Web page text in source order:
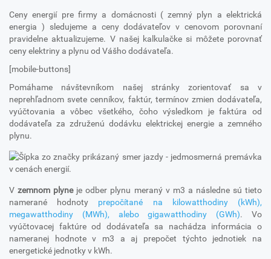
Ceny energií pre firmy a domácnosti ( zemný plyn a elektrická
energia ) sledujeme a ceny dodávateľov v cenovom porovnaní
pravidelne aktualizujeme. V našej kalkulačke si môžete porovnať
ceny elektriny a plynu od Vášho dodávateľa.
[mobile-buttons]
Pomáhame návštevníkom našej stránky zorientovať sa v
neprehľadnom svete cenníkov, faktúr, termínov zmien dodávateľa,
vyúčtovania a vôbec všetkého, čoho výsledkom je faktúra od
dodávateľa za združenú dodávku elektrickej energie a zemného
plynu.
Vzemnom plyneje odber plynu meraný v m3 a následne sú tieto
namerané hodnoty prepočítané na kilowatthodiny (kWh),
megawatthodiny (MWh), alebo gigawatthodiny (GWh). Vo
vyúčtovacej faktúre od dodávateľa sa nachádza informácia o
nameranej hodnote v m3 a aj prepočet týchto jednotiek na
energetické jednotky v kWh.